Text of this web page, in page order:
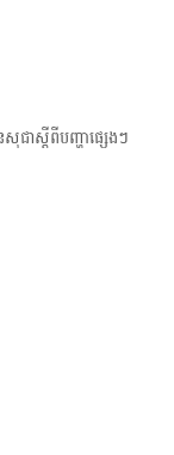
ាស្តីពីបញ្ហាផ្សេងៗ